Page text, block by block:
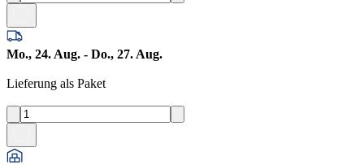
Mo., 24. Aug. - Do., 27. Aug.
Lieferung als Paket